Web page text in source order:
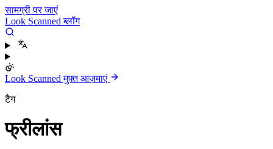
सामग्री पर जाएं
Look Scanned ब्लॉग
Look Scanned मुफ़्त आज़माएं
टैग
फ्रीलांस